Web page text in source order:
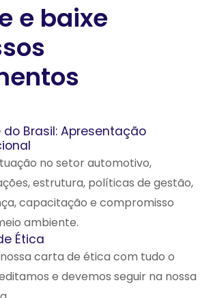
e baixe
Brasil: Apresentação
no setor automotivo,
estrutura, políticas de gestão,
capacitação e compromisso
ambiente.
Ética
carta de ética com tudo o
e devemos seguir na nossa